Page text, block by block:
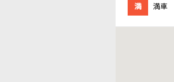
満 満車